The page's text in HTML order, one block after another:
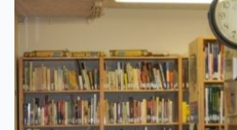
Afdelingen
Excursies
Actueel